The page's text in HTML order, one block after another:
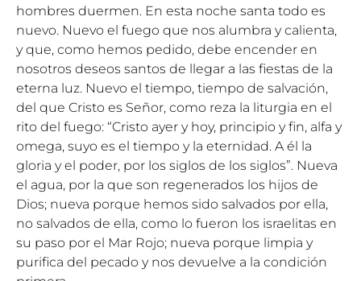
hombres duermen. En esta noche santa todo es
nuevo. Nuevo el fuego que nos alumbra y calienta,
y que, como hemos pedido, debe encender en
nosotros deseos santos de llegar a las fiestas de la
eterna luz. Nuevo el tiempo, tiempo de salvación,
del que Cristo es Señor, como reza la liturgia en el
rito del fuego: “Cristo ayer y hoy, principio y fin, alfa y
omega, suyo es el tiempo y la eternidad. A él la
gloria y el poder, por los siglos de los siglos”. Nueva
el agua, por la que son regenerados los hijos de
Dios; nueva porque hemos sido salvados por ella,
no salvados de ella, como lo fueron los israelitas en
su paso por el Mar Rojo; nueva porque limpia y
purifica del pecado y nos devuelve a la condición